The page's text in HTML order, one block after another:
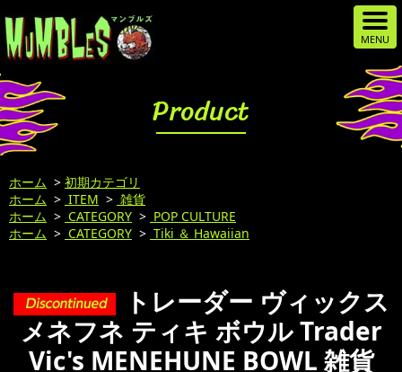
Product
ホーム > 初期カテゴリ
ホーム > ITEM > 雑貨
ホーム > CATEGORY > POP CULTURE
ホーム > CATEGORY > Tiki ＆ Hawaiian
トレーダー ヴィックス
メネフネ ティキ ボウル Trader
Vic's MENEHUNE BOWL 雑貨